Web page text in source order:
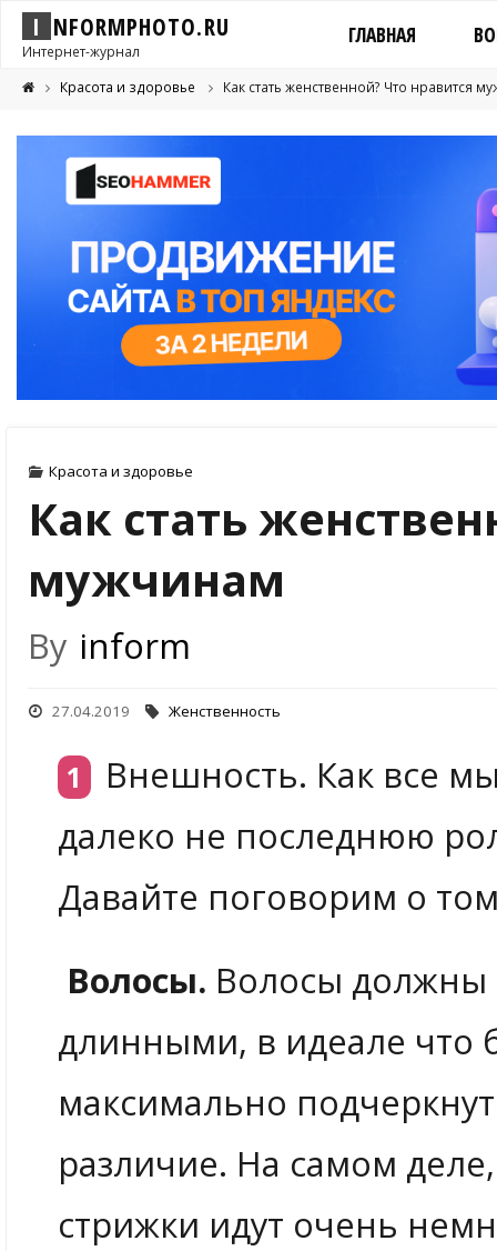
I NFORMPHOTO.RU
Интернет-журнал
ГЛАВНАЯ
Красота и здоровье Как стать женственной? Что нравится
Красота и здоровье
Как стать
мужчинам
By inform
27.04.2019 Женственность
Внешность. Как все
далеко не последнюю
Давайте поговорим о
Волосы. Волосы должны
длинными, в идеале что
максимально
различие. На самом
стрижки идут очень